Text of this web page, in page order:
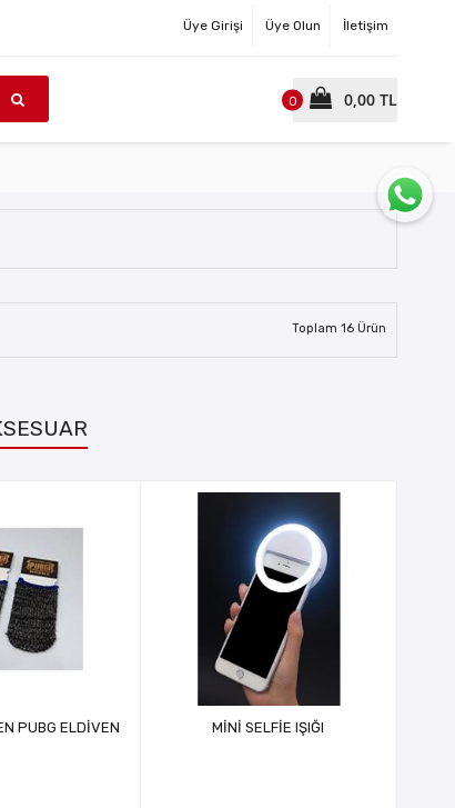
Üye Girişi Üye Olun İletişim
0,00 TL
0
Toplam 16 Ürün
PUBG ELDİVEN MİNİ SELFİE IŞIĞI